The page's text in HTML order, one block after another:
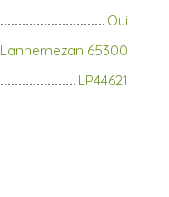
Oui
Lannemezan 65300
LP44621